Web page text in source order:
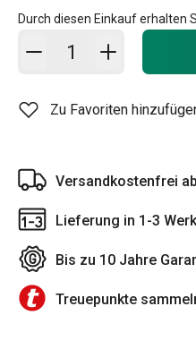
Durch diesen Einkauf erhalten
In den Warenkorb -
Zu Favoriten
Versandkostenfrei
Lieferung in 1-3
Bis zu 10 Jahre
Treuepunkte